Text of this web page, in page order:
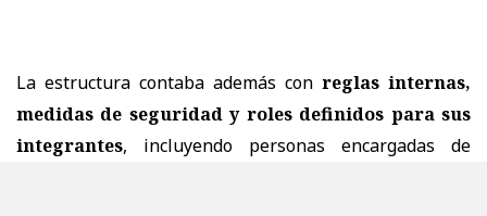
La estructura contaba además con reglas internas,
medidas de seguridad y roles definidos para sus
integrantes, incluyendo personas encargadas de